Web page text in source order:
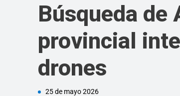
Búsqueda de
provincial
drones
25 de mayo 2026